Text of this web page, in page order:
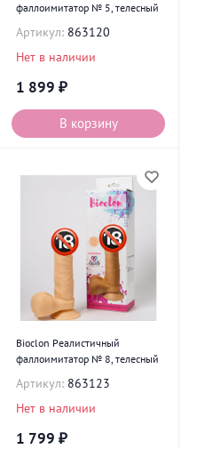
фаллоимитатор № 5, телесный
Артикул: 863120
Нет в наличии
1 899 ₽
В корзину
Bioclon Реалистичный
фаллоимитатор № 8, телесный
Артикул: 863123
Нет в наличии
1 799 ₽